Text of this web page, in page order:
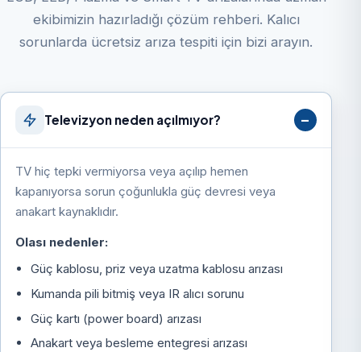
ekibimizin hazırladığı çözüm rehberi. Kalıcı
sorunlarda ücretsiz arıza tespiti için bizi arayın.
Televizyon neden açılmıyor?
TV hiç tepki vermiyorsa veya açılıp hemen
kapanıyorsa sorun çoğunlukla güç devresi veya
anakart kaynaklıdır.
Olası nedenler:
Güç kablosu, priz veya uzatma kablosu arızası
Kumanda pili bitmiş veya IR alıcı sorunu
Güç kartı (power board) arızası
Anakart veya besleme entegresi arızası